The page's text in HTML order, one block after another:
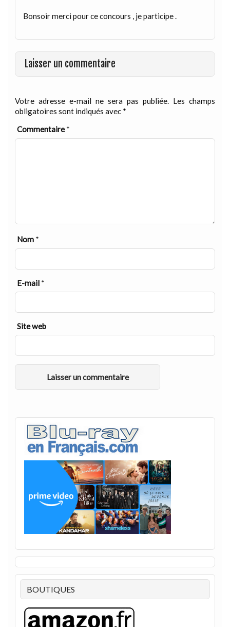
Bonsoir merci pour ce concours , je participe .
Laisser un commentaire
Votre adresse e-mail ne sera pas publiée. Les champs
obligatoires sont indiqués avec *
Commentaire*
Nom *
E-mail *
Site web
BOUTIQUES